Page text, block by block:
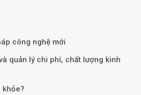
công nghệ mới
quản lý chi phí, chất lượng kinh
khỏe?